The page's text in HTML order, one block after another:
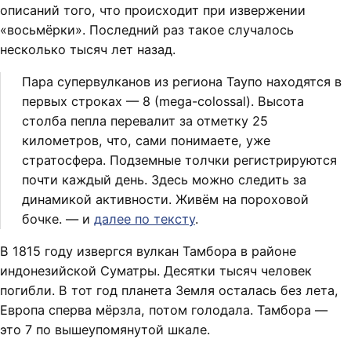
описаний того, что происходит при извержении
«восьмёрки». Последний раз такое случалось
несколько тысяч лет назад.
Пара супервулканов из региона Таупо находятся в
первых строках — 8 (mega-colossal). Высота
столба пепла перевалит за отметку 25
километров, что, сами понимаете, уже
стратосфера. Подземные толчки регистрируются
почти каждый день. Здесь можно следить за
динамикой активности. Живём на пороховой
бочке. — и далее по тексту.
В 1815 году извергся вулкан Тамбора в районе
индонезийской Суматры. Десятки тысяч человек
погибли. В тот год планета Земля осталась без лета,
Европа сперва мёрзла, потом голодала. Тамбора —
это 7 по вышеупомянутой шкале.